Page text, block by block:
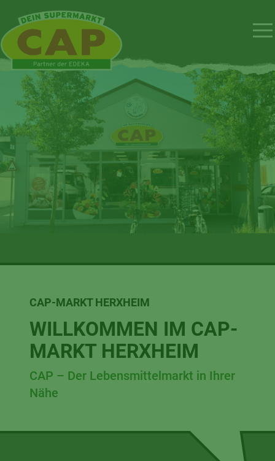
CAP-MARKT HERXHEIM
WILLKOMMEN IM CAP-
MARKT HERXHEIM
CAP – Der Lebensmittelmarkt in Ihrer
Nähe